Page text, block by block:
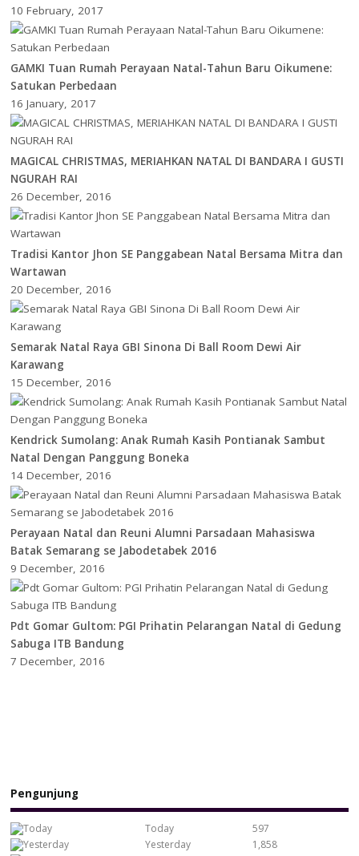
10 February, 2017
GAMKI Tuan Rumah Perayaan Natal-Tahun Baru Oikumene:
Satukan Perbedaan
16 January, 2017
MAGICAL CHRISTMAS, MERIAHKAN NATAL DI BANDARA I GUSTI
NGURAH RAI
26 December, 2016
Tradisi Kantor Jhon SE Panggabean Natal Bersama Mitra dan
Wartawan
20 December, 2016
Semarak Natal Raya GBI Sinona Di Ball Room Dewi Air
Karawang
15 December, 2016
Kendrick Sumolang: Anak Rumah Kasih Pontianak Sambut
Natal Dengan Panggung Boneka
14 December, 2016
Perayaan Natal dan Reuni Alumni Parsadaan Mahasiswa
Batak Semarang se Jabodetabek 2016
9 December, 2016
Pdt Gomar Gultom: PGI Prihatin Pelarangan Natal di Gedung
Sabuga ITB Bandung
7 December, 2016
Pengunjung
Today
597
Yesterday
1,858